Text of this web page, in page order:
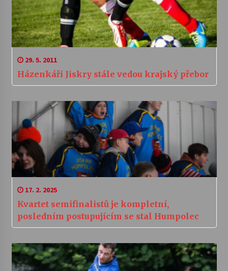
29. 5. 2011
Házenkáři Jiskry stále vedou krajský přebor
17. 2. 2025
Kvartet semifinalistů je kompletní,
posledním postupujícím se stal Humpolec